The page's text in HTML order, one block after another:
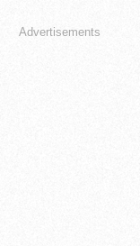
Advertisements